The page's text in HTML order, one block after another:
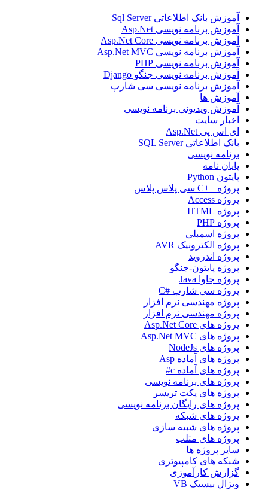
آموزش بانک اطلاعاتی Sql Server
آموزش برنامه نویسی Asp.Net
آموزش برنامه نویسی Asp.Net Core
آموزش برنامه نویسی Asp.Net MVC
آموزش برنامه نویسی PHP
آموزش برنامه نویسی جنگو Django
آموزش برنامه نویسی سی شارپ
آموزش ها
آموزش ویدیوئی برنامه نویسی
اخبار سایت
ای اس پی Asp.Net
بانک اطلاعاتی SQL Server
برنامه نویسی
پایان نامه
پایتون Python
پروژه ++C سی پلاس پلاس
پروژه Access
پروژه HTML
پروژه PHP
پروژه اسمبلی
پروژه الکترونیک AVR
پروژه اندروید
پروژه پایتون-جنگو
پروژه جاوا Java
پروژه سی شارپ #C
پروژه مهندسی نرم افزار
پروژه مهندسی نرم افزار
پروژه های Asp.Net Core
پروژه های Asp.Net MVC
پروژه های NodeJs
پروژه های آماده Asp
پروژه های آماده c#
پروژه های برنامه نویسی
پروژه های پکت تریسر
پروژه های رایگان برنامه نویسی
پروژه های شبکه
پروژه های شبیه سازی
پروژه های متلب
سایر پروژه ها
شبکه های کامپیوتری
گزارش کارآموزی
ویژال بیسیک VB